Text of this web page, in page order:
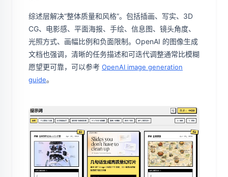
综述层解决“整体质量和风格”。包括插画、写实、3D
CG、电影感、平面海报、手绘、信息图、镜头角度、
光照方式、画幅比例和负面限制。OpenAI 的图像生成
文档也强调，清晰的任务描述和可迭代调整通常比模糊
愿望更可靠，可以参考 OpenAI image generation
guide。